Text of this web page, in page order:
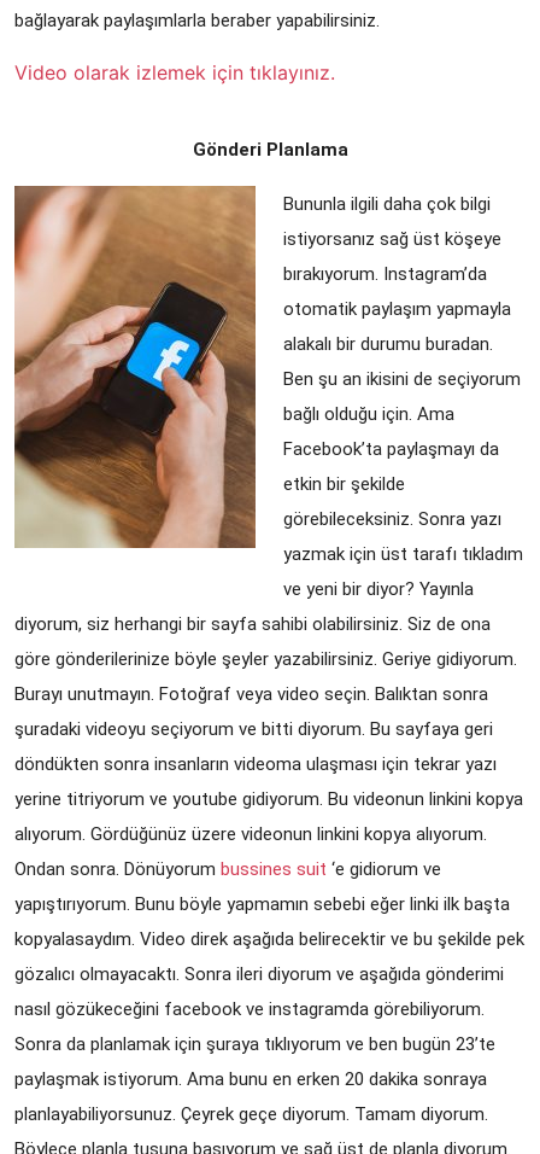
bağlayarak paylaşımlarla beraber yapabilirsiniz.
Video olarak izlemek için tıklayınız.
Gönderi Planlama
Bununla ilgili daha çok bilgi
istiyorsanız sağ üst köşeye
bırakıyorum. Instagram’da
otomatik paylaşım yapmayla
alakalı bir durumu buradan.
Ben şu an ikisini de seçiyorum
bağlı olduğu için. Ama
Facebook’ta paylaşmayı da
etkin bir şekilde
görebileceksiniz. Sonra yazı
yazmak için üst tarafı tıkladım
ve yeni bir diyor? Yayınla
diyorum, siz herhangi bir sayfa sahibi olabilirsiniz. Siz de ona
göre gönderilerinize böyle şeyler yazabilirsiniz. Geriye gidiyorum.
Burayı unutmayın. Fotoğraf veya video seçin. Balıktan sonra
şuradaki videoyu seçiyorum ve bitti diyorum. Bu sayfaya geri
döndükten sonra insanların videoma ulaşması için tekrar yazı
yerine titriyorum ve youtube gidiyorum. Bu videonun linkini kopya
alıyorum. Gördüğünüz üzere videonun linkini kopya alıyorum.
Ondan sonra. Dönüyorum bussines suit ‘e gidiorum ve
yapıştırıyorum. Bunu böyle yapmamın sebebi eğer linki ilk başta
kopyalasaydım. Video direk aşağıda belirecektir ve bu şekilde pek
gözalıcı olmayacaktı. Sonra ileri diyorum ve aşağıda gönderimi
nasıl gözükeceğini facebook ve instagramda görebiliyorum.
Sonra da planlamak için şuraya tıklıyorum ve ben bugün 23’te
paylaşmak istiyorum. Ama bunu en erken 20 dakika sonraya
planlayabiliyorsunuz. Çeyrek geçe diyorum. Tamam diyorum.